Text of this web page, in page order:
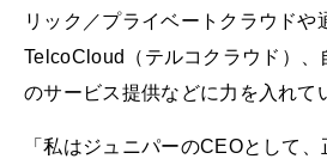
リック／プライベートクラウドや
TelcoCloud（テルコクラウド）、
のサービス提供などに力を入れて
「私はジュニパーのCEOとして